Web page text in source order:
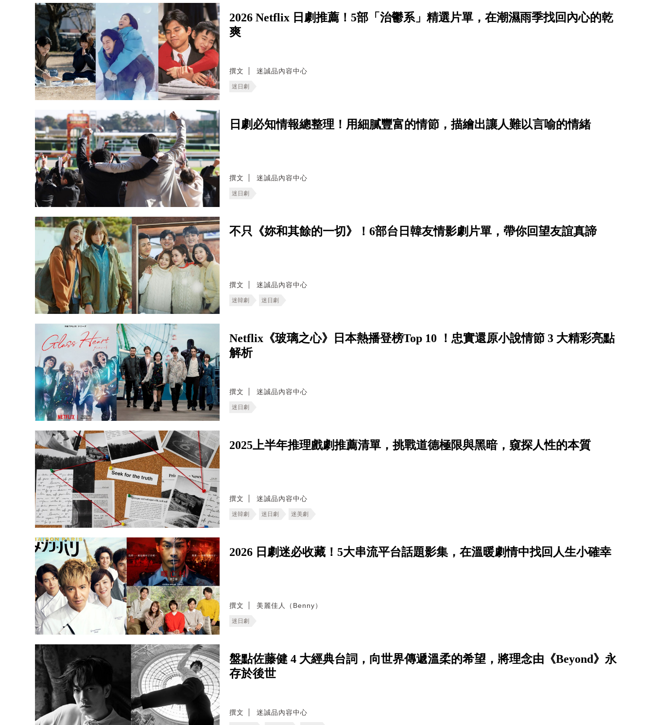
2026 Netflix 日劇推薦！5部「治鬱系」精選片單，在潮濕雨季找回內心的乾
爽
撰文 迷誠品內容中心
迷日劇
日劇必知情報總整理！用細膩豐富的情節，描繪出讓人難以言喻的情緒
撰文 迷誠品內容中心
迷日劇
不只《妳和其餘的一切》！6部台日韓友情影劇片單，帶你回望友誼真諦
撰文 迷誠品內容中心
迷韓劇 迷日劇
Netflix《玻璃之心》日本熱播登榜Top 10 ！忠實還原小說情節 3 大精彩亮點
解析
撰文 迷誠品內容中心
迷日劇
2025上半年推理戲劇推薦清單，挑戰道德極限與黑暗，窺探人性的本質
撰文 迷誠品內容中心
迷韓劇 迷日劇 迷美劇
2026 日劇迷必收藏！5大串流平台話題影集，在溫暖劇情中找回人生小確幸
撰文 美麗佳人（Benny）
迷日劇
盤點佐藤健 4 大經典台詞，向世界傳遞溫柔的希望，將理念由《Beyond》永
存於後世
撰文 迷誠品內容中心